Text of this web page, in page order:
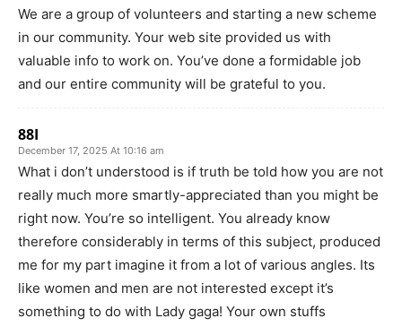
We are a group of volunteers and starting a new scheme
in our community. Your web site provided us with
valuable info to work on. You’ve done a formidable job
and our entire community will be grateful to you.
88I
December 17, 2025 At 10:16 am
What i don’t understood is if truth be told how you are not
really much more smartly-appreciated than you might be
right now. You’re so intelligent. You already know
therefore considerably in terms of this subject, produced
me for my part imagine it from a lot of various angles. Its
like women and men are not interested except it’s
something to do with Lady gaga! Your own stuffs